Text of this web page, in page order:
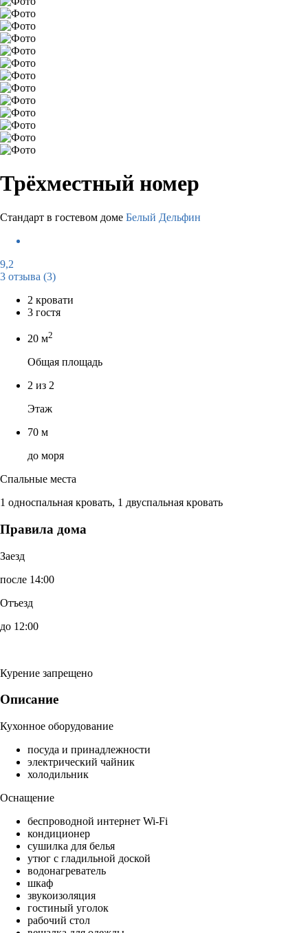
Трёхместный номер
Стандарт в гостевом доме Белый Дельфин
9,2
3 отзыва (3)
2 кровати
3 гостя
20 м2
Общая площадь
2 из 2
Этаж
70 м
до моря
Спальные места
1 односпальная кровать, 1 двуспальная кровать
Правила дома
Заезд
после 14:00
Отъезд
до 12:00
Курение запрещено
Описание
Кухонное оборудование
посуда и принадлежности
электрический чайник
холодильник
Оснащение
беспроводной интернет Wi-Fi
кондиционер
сушилка для белья
утюг с гладильной доской
водонагреватель
шкаф
звукоизоляция
гостиный уголок
рабочий стол